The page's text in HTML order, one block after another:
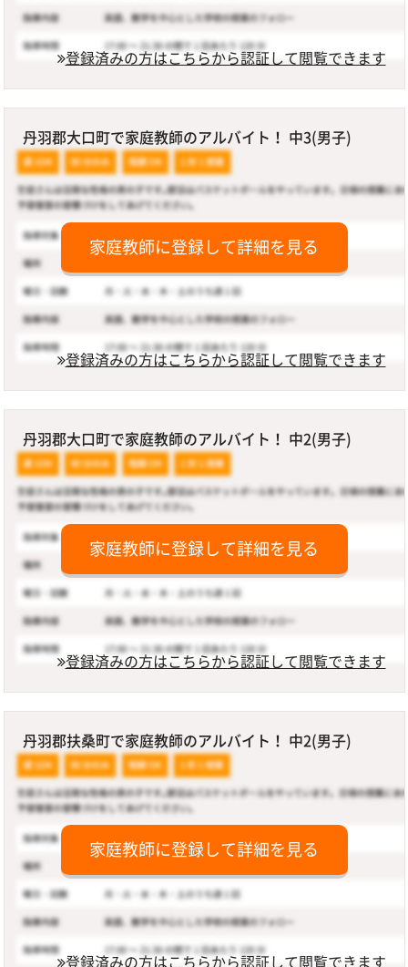
登録済みの方はこちらから認証して閲覧できます
丹羽郡大口町で家庭教師のアルバイト！ 中3(男子)
家庭教師に登録して詳細を見る
登録済みの方はこちらから認証して閲覧できます
丹羽郡大口町で家庭教師のアルバイト！ 中2(男子)
家庭教師に登録して詳細を見る
登録済みの方はこちらから認証して閲覧できます
丹羽郡扶桑町で家庭教師のアルバイト！ 中2(男子)
家庭教師に登録して詳細を見る
登録済みの方はこちらから認証して閲覧できます